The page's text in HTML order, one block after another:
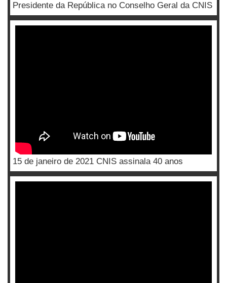
Presidente da República no Conselho Geral da CNIS
15 de janeiro de 2021 CNIS assinala 40 anos